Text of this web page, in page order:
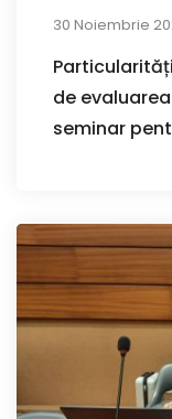
30 Noiembrie
de
seminar